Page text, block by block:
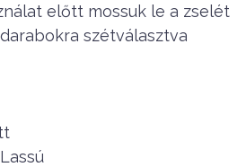
előtt mossuk le a zselét
szétválasztva